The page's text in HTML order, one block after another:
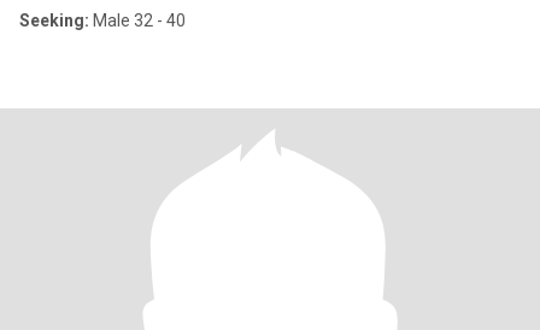
Seeking: Male 32 - 40